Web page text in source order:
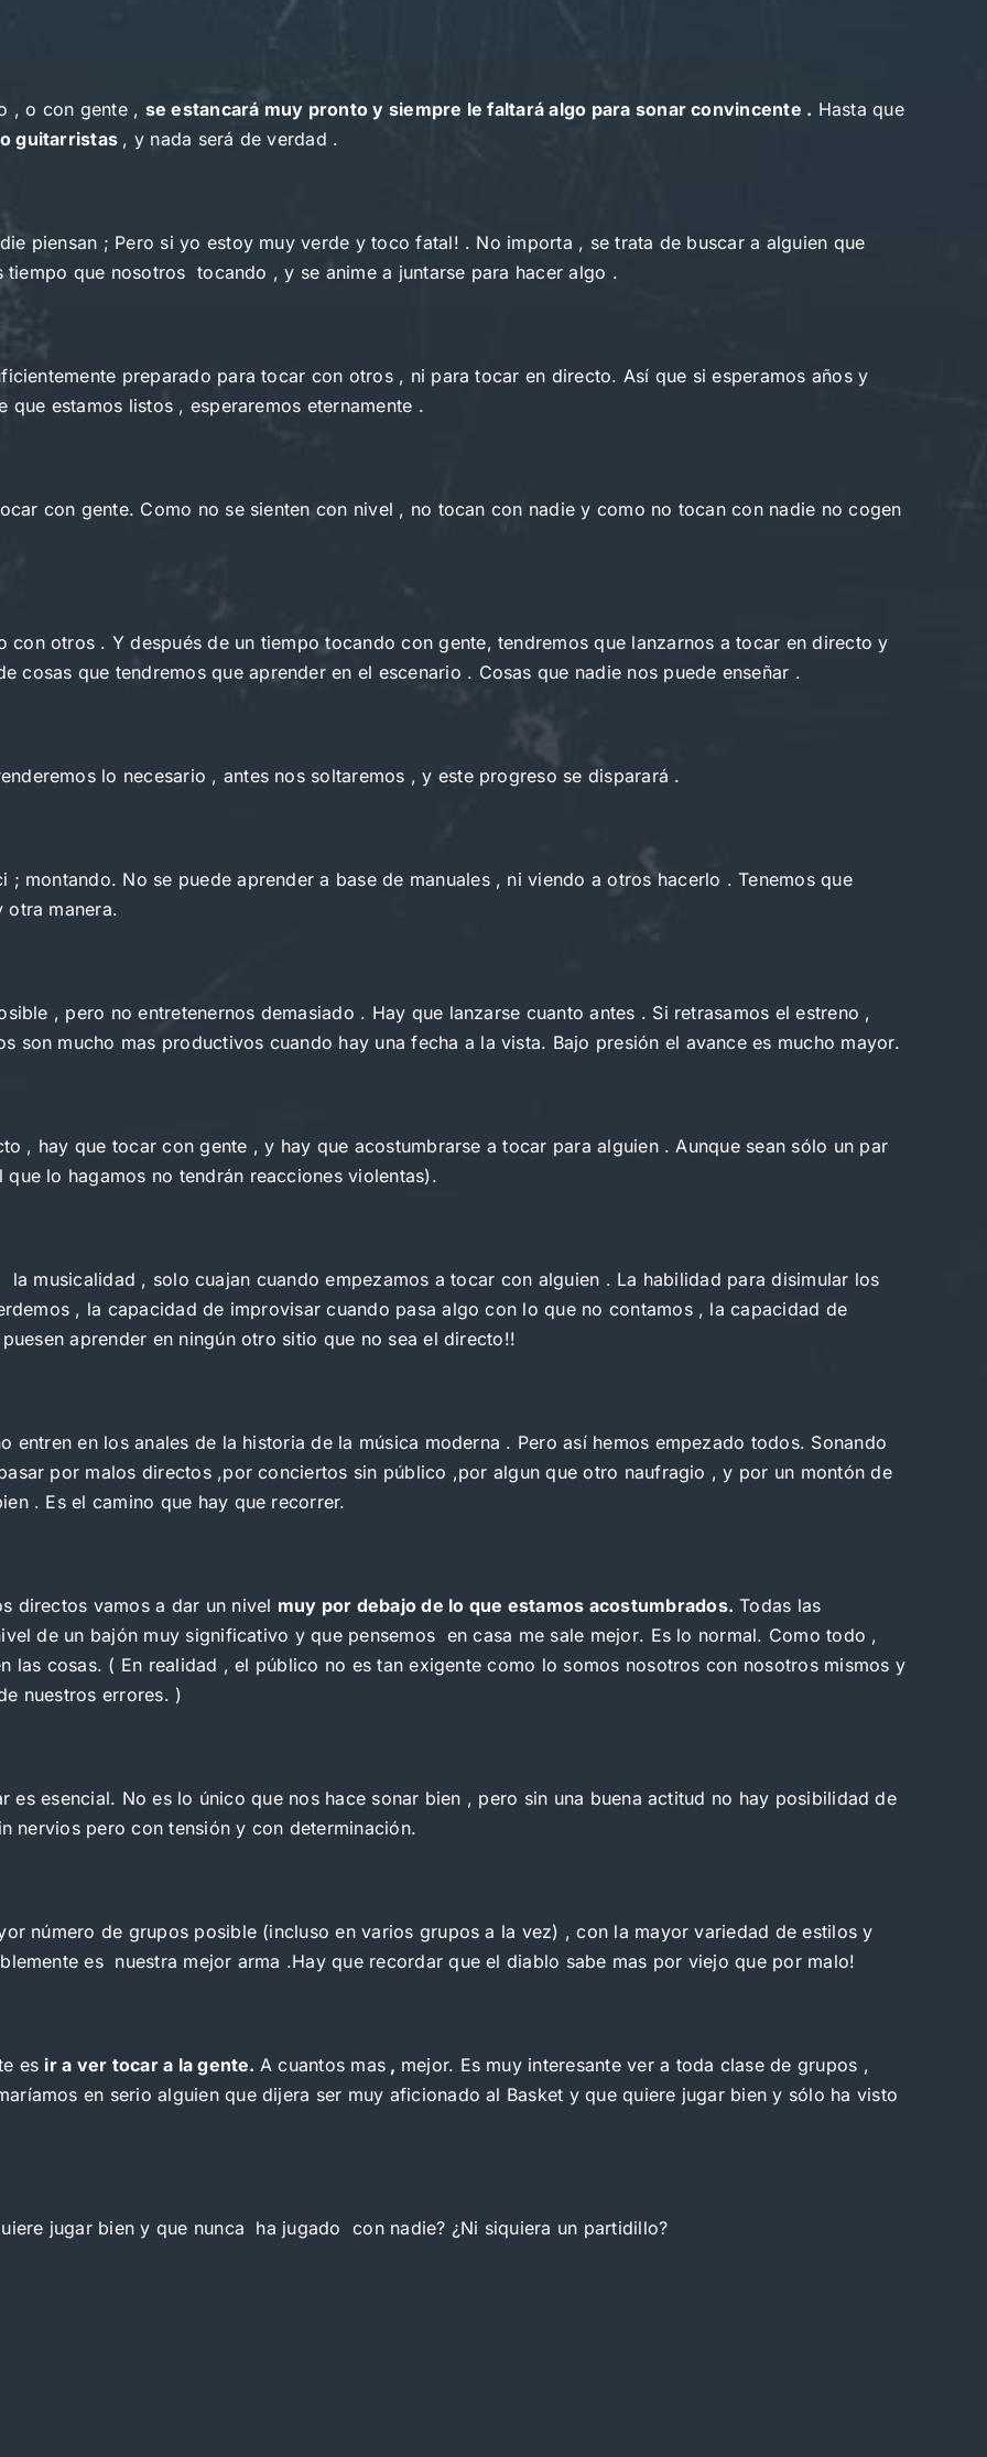
, o con gente , se estancará muy pronto y siempre le faltará algo para sonar convincente . Hasta que
guitarristas , y nada será de verdad .
piensan ; Pero si yo estoy muy verde y toco fatal! . No importa , se trata de buscar a alguien que
que nosotros tocando , y se anime a juntarse para hacer algo .
preparado para tocar con otros , ni para tocar en directo. Así que si esperamos años y
estamos listos , esperaremos eternamente .
con gente. Como no se sienten con nivel , no tocan con nadie y como no tocan con nadie no cogen
con otros . Y después de un tiempo tocando con gente, tendremos que lanzarnos a tocar en directo y
cosas que tendremos que aprender en el escenario . Cosas que nadie nos puede enseñar .
lo necesario , antes nos soltaremos , y este progreso se disparará .
montando. No se puede aprender a base de manuales , ni viendo a otros hacerlo . Tenemos que
otra manera.
, pero no entretenernos demasiado . Hay que lanzarse cuanto antes . Si retrasamos el estreno ,
son mucho mas productivos cuando hay una fecha a la vista. Bajo presión el avance es mucho mayor.
, hay que tocar con gente , y hay que acostumbrarse a tocar para alguien . Aunque sean sólo un par
lo hagamos no tendrán reacciones violentas).
musicalidad , solo cuajan cuando empezamos a tocar con alguien . La habilidad para disimular los
, la capacidad de improvisar cuando pasa algo con lo que no contamos , la capacidad de
aprender en ningún otro sitio que no sea el directo!!
entren en los anales de la historia de la música moderna . Pero así hemos empezado todos. Sonando
por malos directos ,por conciertos sin público ,por algun que otro naufragio , y por un montón de
. Es el camino que hay que recorrer.
directos vamos a dar un nivel muy por debajo de lo que estamos acostumbrados. Todas las
de un bajón muy significativo y que pensemos  en casa me sale mejor. Es lo normal. Como todo ,
las cosas. ( En realidad , el público no es tan exigente como lo somos nosotros con nosotros mismos y
nuestros errores. )
es esencial. No es lo único que nos hace sonar bien , pero sin una buena actitud no hay posibilidad de
nervios pero con tensión y con determinación.
número de grupos posible (incluso en varios grupos a la vez) , con la mayor variedad de estilos y
es nuestra mejor arma .Hay que recordar que el diablo sabe mas por viejo que por malo!
es ir a ver tocar a la gente. A cuantos mas , mejor. Es muy interesante ver a toda clase de grupos ,
en serio alguien que dijera ser muy aficionado al Basket y que quiere jugar bien y sólo ha visto
jugar bien y que nunca ha jugado con nadie? ¿Ni siquiera un partidillo?